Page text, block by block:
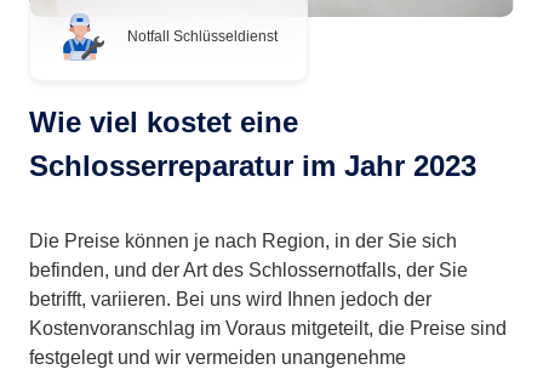
Notfall Schlüsseldienst
Wie viel kostet eine
Schlosserreparatur im Jahr 2023
Die Preise können je nach Region, in der Sie sich
befinden, und der Art des Schlossernotfalls, der Sie
betrifft, variieren. Bei uns wird Ihnen jedoch der
Kostenvoranschlag im Voraus mitgeteilt, die Preise sind
festgelegt und wir vermeiden unangenehme